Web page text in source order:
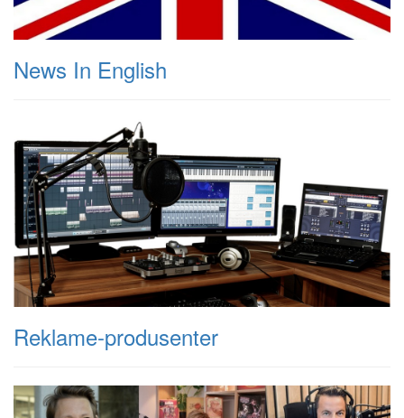
News In English
Reklame-produsenter